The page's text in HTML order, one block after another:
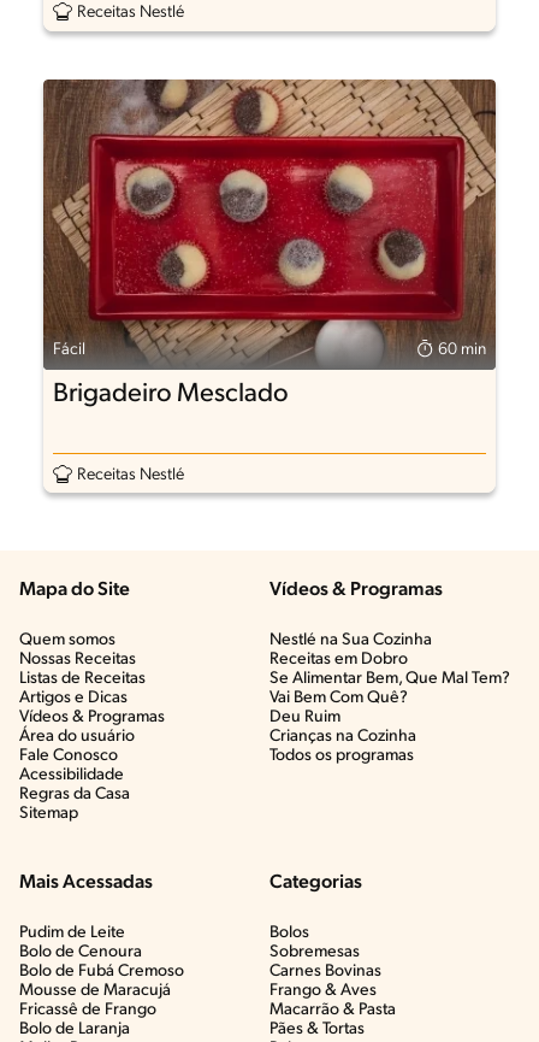
Receitas Nestlé
Fácil 60 min
Brigadeiro Mesclado
Receitas Nestlé
Mapa do Site
Quem somos
Nossas Receitas
Listas de Receitas​
Artigos e Dicas​
Vídeos & Programas​
Área do usuário
Fale Conosco
Acessibilidade
Regras da Casa
Sitemap
Vídeos & Programas​
Nestlé na Sua Cozinha
Receitas em Dobro
Se Alimentar Bem, Que Mal Tem?​
Vai Bem Com Quê?​
Deu Ruim​
Crianças na Cozinha​
Todos os programas
Mais Acessadas
Pudim de Leite
Bolo de Cenoura
Bolo de Fubá Cremoso
Mousse de Maracujá
Fricassê de Frango
Bolo de Laranja
Categorias
Bolos
Sobremesas
Carnes Bovinas​
Frango & Aves​
Macarrão & Pasta​
Pães & Tortas​